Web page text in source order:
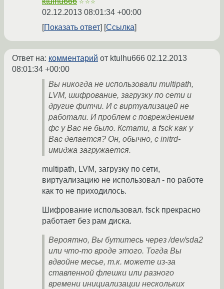
☆☆☆
02.12.2013 08:01:34 +00:00
Показать ответ
Ссылка
Ответ на: комментарий от ktulhu666 02.12.2013
08:01:34 +00:00
Вы никогда не использовали multipath,
LVM, шифрование, загрузку по сети и
другие фитчи. И с виртуализацей не
работали. И проблем с повреждением
фс у Вас не было. Кстати, а fsck как у
Вас делается? Он, обычно, с initrd-
имиджа загружается.
multipath, LVM, загрузку по сети,
виртуализацию не использовал - по работе
как то не приходилось.
Шифрование использовал. fsck прекрасно
работает без рам диска.
Вероятно, Вы бутитесь через /dev/sda2
или что-то вроде этого. Тогда Вы
вдвойне месье, т.к. можете из-за
ставленной флешки или разного
времени инициализации нескольких